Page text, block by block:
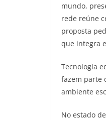
mundo,
rede reúne
proposta
que integra
Tecnologia
fazem parte
ambiente
No estado